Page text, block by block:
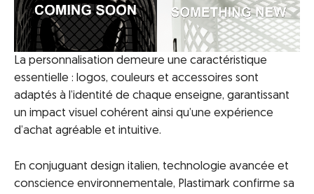
La personnalisation demeure une caractéristique
essentielle : logos, couleurs et accessoires sont
adaptés à l’identité de chaque enseigne, garantissant
un impact visuel cohérent ainsi qu’une expérience
d’achat agréable et intuitive.
En conjuguant design italien, technologie avancée et
conscience environnementale, Plastimark confirme sa